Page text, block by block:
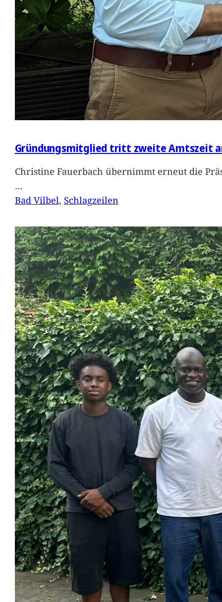
Gründungsmitglied tritt zweite Amtszeit
Christine Fauerbach übernimmt erneut die
…
Bad Vilbel, Schlagzeilen